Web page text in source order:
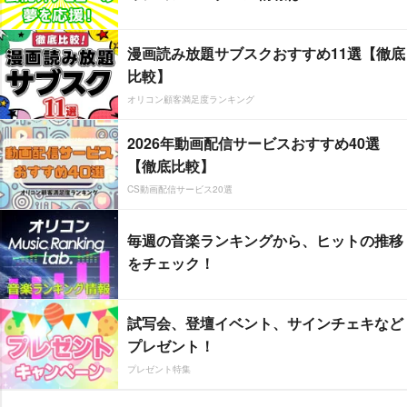
漫画読み放題サブスクおすすめ11選【徹底
比較】
オリコン顧客満足度ランキング
2026年動画配信サービスおすすめ40選
【徹底比較】
CS動画配信サービス20選
毎週の音楽ランキングから、ヒットの推移
をチェック！
試写会、登壇イベント、サインチェキなど
プレゼント！
プレゼント特集